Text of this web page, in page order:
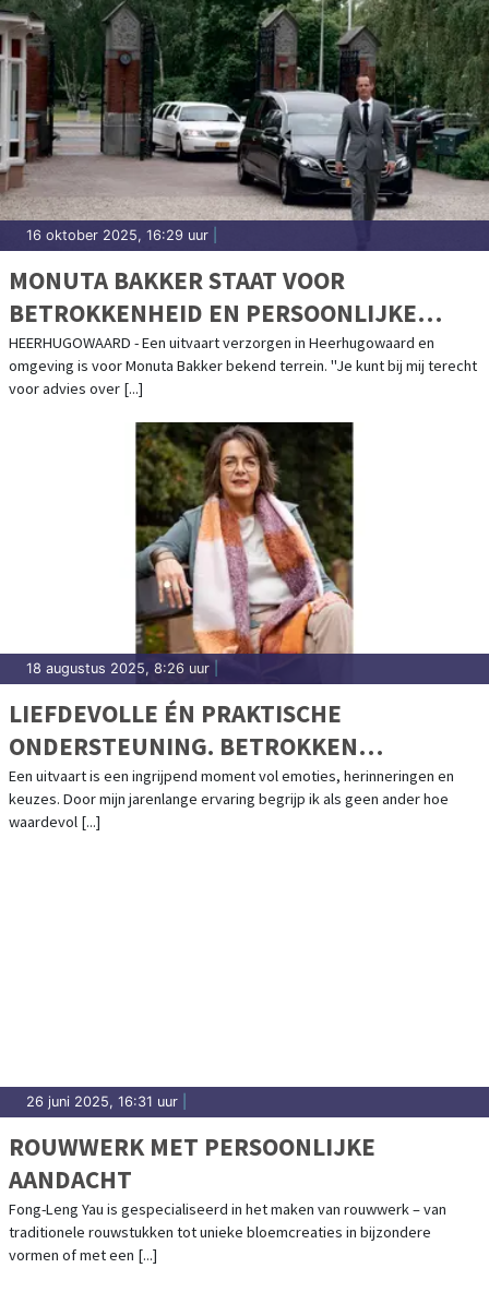
16 oktober 2025, 16:29 uur
MONUTA BAKKER STAAT VOOR
BETROKKENHEID EN PERSOONLIJKE
BENADERING
HEERHUGOWAARD - Een uitvaart verzorgen in Heerhugowaard en
omgeving is voor Monuta Bakker bekend terrein. "Je kunt bij mij terecht
voor advies over [...]
18 augustus 2025, 8:26 uur
LIEFDEVOLLE ÉN PRAKTISCHE
ONDERSTEUNING. BETROKKEN
BEGELEIDING BIJ IEDER AFSCHEID
Een uitvaart is een ingrijpend moment vol emoties, herinneringen en
keuzes. Door mijn jarenlange ervaring begrijp ik als geen ander hoe
waardevol [...]
26 juni 2025, 16:31 uur
ROUWWERK MET PERSOONLIJKE
AANDACHT
Fong-Leng Yau is gespecialiseerd in het maken van rouwwerk – van
traditionele rouwstukken tot unieke bloemcreaties in bijzondere
vormen of met een [...]